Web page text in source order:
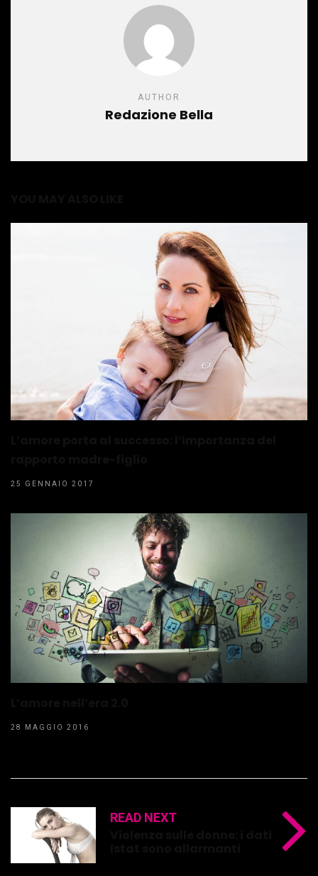
AUTHOR
Redazione Bella
25 GENNAIO 2017
28 MAGGIO 2016
READ NEXT